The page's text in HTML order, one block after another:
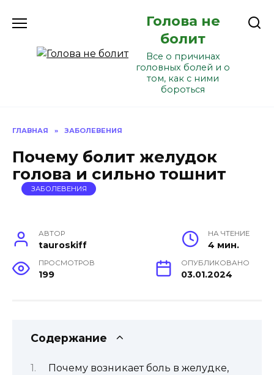
Голова не
болит
Все о причинах
головных болей и о
том, как с ними
бороться
ГЛАВНАЯ » ЗАБОЛЕВЕНИЯ
Почему болит желудок
голова и сильно тошнит
ЗАБОЛЕВЕНИЯ
АВТОР
tauroskiff
НА ЧТЕНИЕ
4 мин.
ПРОСМОТРОВ
199
ОПУБЛИКОВАНО
03.01.2024
Содержание
Почему возникает боль в желудке,